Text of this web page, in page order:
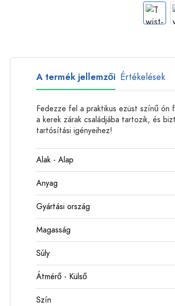
Műanyag
A termék jellemzői Értékelések
Fedezze fel a praktikus ezüst színű ón
a kerek zárak családjába tartozik, és
tartósítási igényeihez!
Alak - Alap
Anyag
Gyártási ország
Magasság
Súly
Átmérő - Külső
Szín